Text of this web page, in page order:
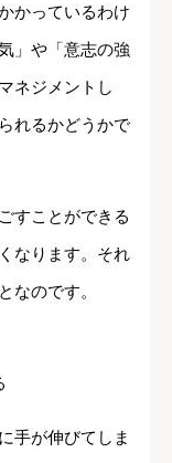
かっているわけ
」や「意志の強
ネジメントし
れるかどうかで
すことができる
なります。それ
なのです。
手が伸びてしま